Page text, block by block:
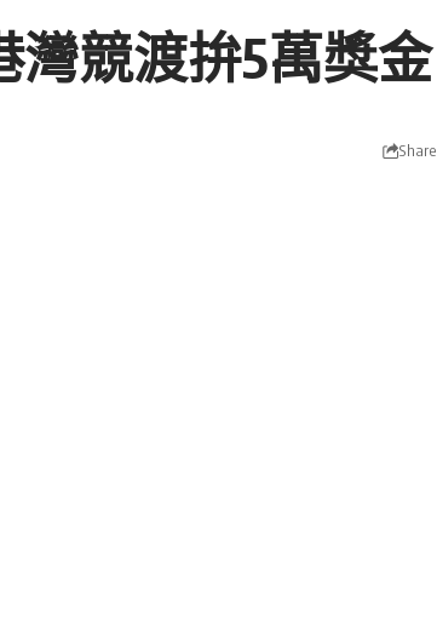
競渡拚5萬獎金
Share